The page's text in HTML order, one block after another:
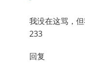
我没在这骂，
233
回复